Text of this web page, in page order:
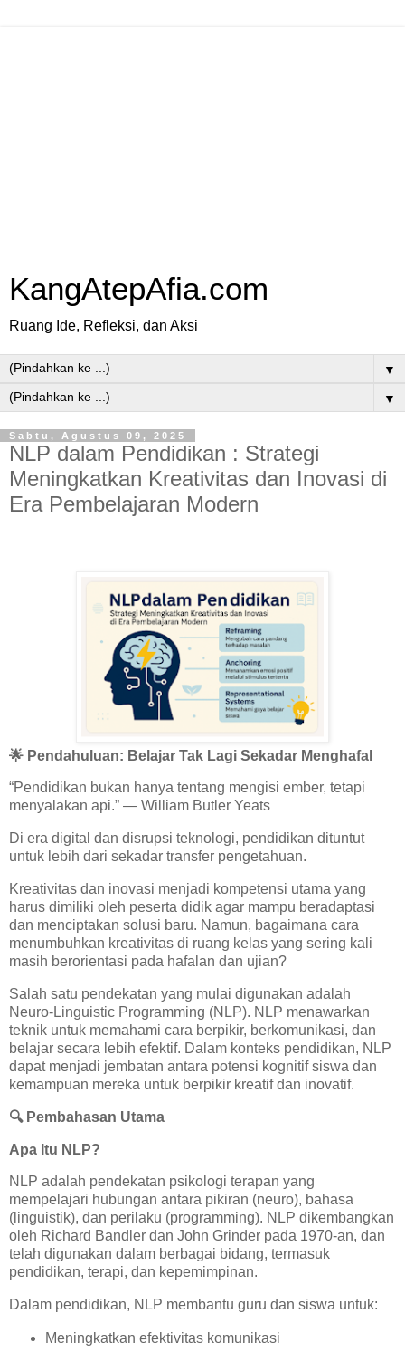
KangAtepAfia.com
Ruang Ide, Refleksi, dan Aksi
▼
▼
Sabtu, Agustus 09, 2025
NLP dalam Pendidikan : Strategi
Meningkatkan Kreativitas dan Inovasi di
Era Pembelajaran Modern
🌟 Pendahuluan: Belajar Tak Lagi Sekadar Menghafal
“Pendidikan bukan hanya tentang mengisi ember, tetapi
menyalakan api.” — William Butler Yeats
Di era digital dan disrupsi teknologi, pendidikan dituntut
untuk lebih dari sekadar transfer pengetahuan.
Kreativitas dan inovasi menjadi kompetensi utama yang
harus dimiliki oleh peserta didik agar mampu beradaptasi
dan menciptakan solusi baru. Namun, bagaimana cara
menumbuhkan kreativitas di ruang kelas yang sering kali
masih berorientasi pada hafalan dan ujian?
Salah satu pendekatan yang mulai digunakan adalah
Neuro-Linguistic Programming (NLP). NLP menawarkan
teknik untuk memahami cara berpikir, berkomunikasi, dan
belajar secara lebih efektif. Dalam konteks pendidikan, NLP
dapat menjadi jembatan antara potensi kognitif siswa dan
kemampuan mereka untuk berpikir kreatif dan inovatif.
🔍Pembahasan Utama
Apa Itu NLP?
NLP adalah pendekatan psikologi terapan yang
mempelajari hubungan antara pikiran (neuro), bahasa
(linguistik), dan perilaku (programming). NLP dikembangkan
oleh Richard Bandler dan John Grinder pada 1970-an, dan
telah digunakan dalam berbagai bidang, termasuk
pendidikan, terapi, dan kepemimpinan.
Dalam pendidikan, NLP membantu guru dan siswa untuk:
Meningkatkan efektivitas komunikasi